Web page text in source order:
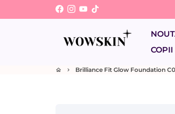
la
COPII
home keyboard_arrow_right Brilliance Fit Glow Foundation